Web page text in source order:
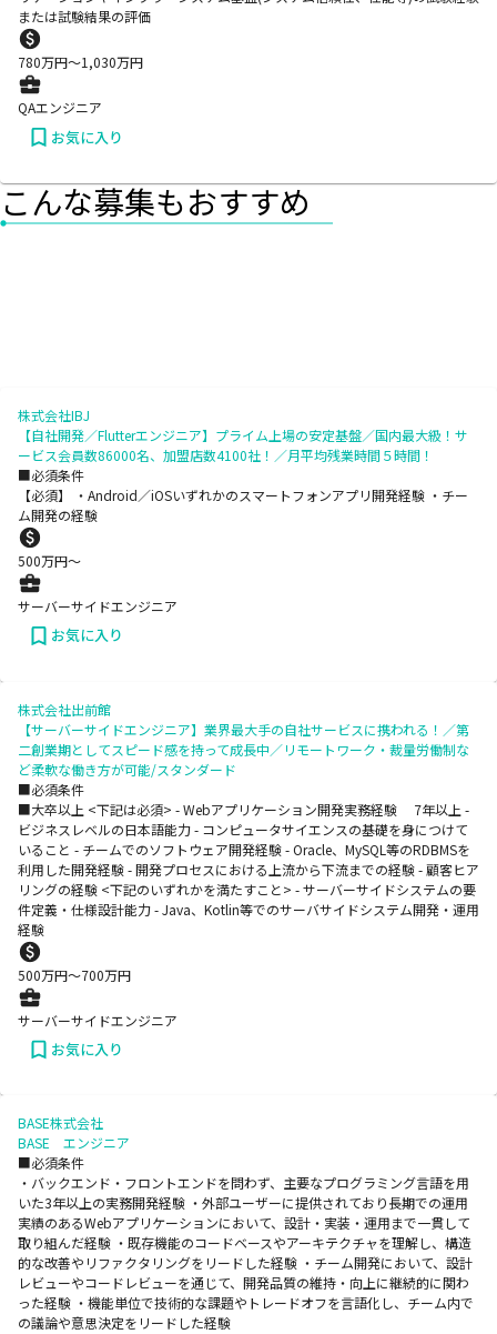
または試験結果の評価
780万円〜1,030万円
QAエンジニア
お気に入り
こんな募集もおすすめ
株式会社IBJ
【自社開発／Flutterエンジニア】プライム上場の安定基盤／国内最大級！サ
ービス会員数86000名、加盟店数4100社！／月平均残業時間５時間！
■必須条件
【必須】 ・Android／iOSいずれかのスマートフォンアプリ開発経験 ・チー
ム開発の経験
500万円〜
サーバーサイドエンジニア
お気に入り
株式会社出前館
【サーバーサイドエンジニア】業界最大手の自社サービスに携われる！／第
二創業期としてスピード感を持って成長中／リモートワーク・裁量労働制な
ど柔軟な働き方が可能/スタンダード
■必須条件
■大卒以上 <下記は必須> - Webアプリケーション開発実務経験 7年以上 -
ビジネスレベルの日本語能力 - コンピュータサイエンスの基礎を身につけて
いること - チームでのソフトウェア開発経験 - Oracle、MySQL等のRDBMSを
利用した開発経験 - 開発プロセスにおける上流から下流までの経験 - 顧客ヒア
リングの経験 <下記のいずれかを満たすこと> - サーバーサイドシステムの要
件定義・仕様設計能力 - Java、Kotlin等でのサーバサイドシステム開発・運用
経験
500万円〜700万円
サーバーサイドエンジニア
お気に入り
BASE株式会社
BASE エンジニア
■必須条件
・バックエンド・フロントエンドを問わず、主要なプログラミング言語を用
いた3年以上の実務開発経験 ・外部ユーザーに提供されており長期での運用
実績のあるWebアプリケーションにおいて、設計・実装・運用まで一貫して
取り組んだ経験 ・既存機能のコードベースやアーキテクチャを理解し、構造
的な改善やリファクタリングをリードした経験 ・チーム開発において、設計
レビューやコードレビューを通じて、開発品質の維持・向上に継続的に関わ
った経験 ・機能単位で技術的な課題やトレードオフを言語化し、チーム内で
の議論や意思決定をリードした経験